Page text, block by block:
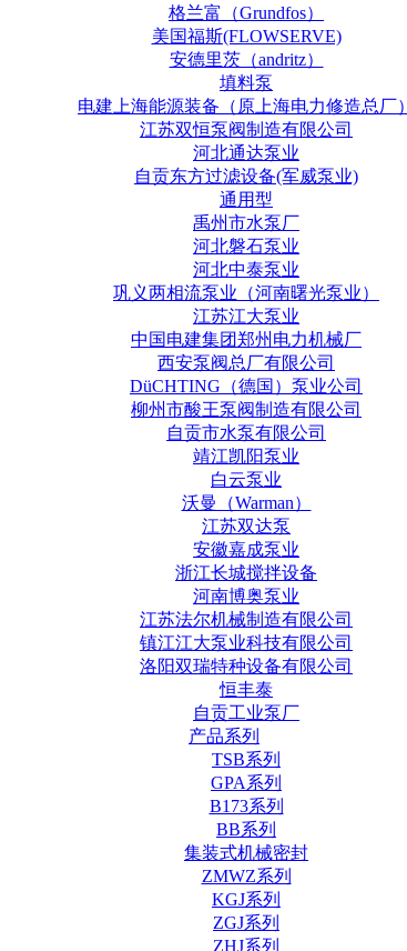
格兰富（Grundfos）
美国福斯(FLOWSERVE)
安德里茨（andritz）
填料泵
电建上海能源装备（原上海电力修造总厂）
江苏双恒泵阀制造有限公司
河北通达泵业
自贡东方过滤设备(军威泵业)
通用型
禹州市水泵厂
河北磐石泵业
河北中泰泵业
巩义两相流泵业（河南曙光泵业）
江苏江大泵业
中国电建集团郑州电力机械厂
西安泵阀总厂有限公司
DüCHTING（德国）泵业公司
柳州市酸王泵阀制造有限公司
自贡市水泵有限公司
靖江凯阳泵业
白云泵业
沃曼（Warman）
江苏双达泵
安徽嘉成泵业
浙江长城搅拌设备
河南博奥泵业
江苏法尔机械制造有限公司
镇江江大泵业科技有限公司
洛阳双瑞特种设备有限公司
恒丰泰
自贡工业泵厂
产品系列
TSB系列
GPA系列
B173系列
BB系列
集装式机械密封
ZMWZ系列
KGJ系列
ZGJ系列
ZHJ系列